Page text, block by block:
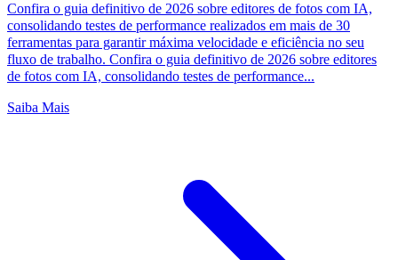
Confira o guia definitivo de 2026 sobre editores de fotos com IA,
consolidando testes de performance realizados em mais de 30
ferramentas para garantir máxima velocidade e eficiência no seu
fluxo de trabalho. Confira o guia definitivo de 2026 sobre editores
de fotos com IA, consolidando testes de performance...
Saiba Mais